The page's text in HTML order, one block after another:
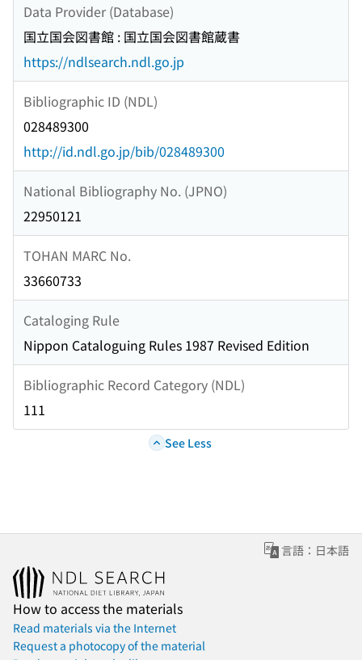
Data Provider (Database)
国立国会図書館 : 国立国会図書館蔵書
https://ndlsearch.ndl.go.jp
Bibliographic ID (NDL)
028489300
http://id.ndl.go.jp/bib/028489300
National Bibliography No. (JPNO)
22950121
TOHAN MARC No.
33660733
Cataloging Rule
Nippon Cataloguing Rules 1987 Revised Edition
Bibliographic Record Category (NDL)
111
See Less
言語：日本語
How to access the materials
Read materials via the Internet
Request a photocopy of the material